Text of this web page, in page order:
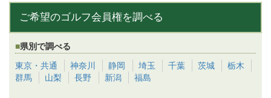
ご希望のゴルフ会員権を調べる
県別で調べる
東京・共通
神奈川 静岡 埼玉 千葉 茨城
栃木
群馬
山梨 長野 新潟 福島